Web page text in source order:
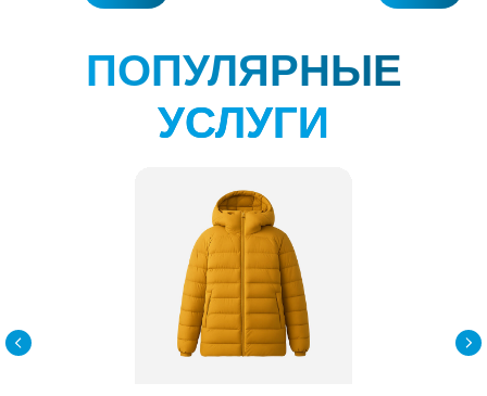
ПОПУЛЯРНЫЕ
УСЛУГИ